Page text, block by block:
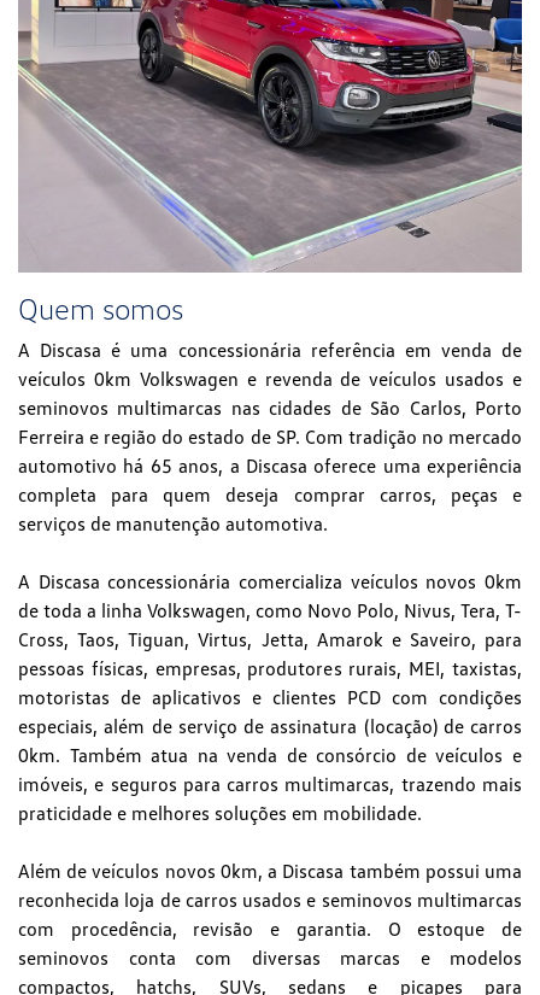
Quem somos
A Discasa é uma concessionária referência em venda de
veículos 0km Volkswagen e revenda de veículos usados e
seminovos multimarcas nas cidades de São Carlos, Porto
Ferreira e região do estado de SP. Com tradição no mercado
automotivo há 65 anos, a Discasa oferece uma experiência
completa para quem deseja comprar carros, peças e
serviços de manutenção automotiva.
A Discasa concessionária comercializa veículos novos 0km
de toda a linha Volkswagen, como Novo Polo, Nivus, Tera, T-
Cross, Taos, Tiguan, Virtus, Jetta, Amarok e Saveiro, para
pessoas físicas, empresas, produtores rurais, MEI, taxistas,
motoristas de aplicativos e clientes PCD com condições
especiais, além de serviço de assinatura (locação) de carros
0km. Também atua na venda de consórcio de veículos e
imóveis, e seguros para carros multimarcas, trazendo mais
praticidade e melhores soluções em mobilidade.
Além de veículos novos 0km, a Discasa também possui uma
reconhecida loja de carros usados e seminovos multimarcas
com procedência, revisão e garantia. O estoque de
seminovos conta com diversas marcas e modelos
compactos, hatchs, SUVs, sedans e picapes para